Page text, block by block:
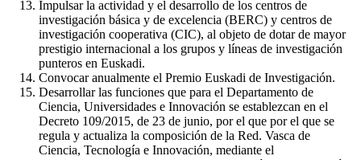
Impulsar la actividad y el desarrollo de los centros de
investigación básica y de excelencia (BERC) y centros de
investigación cooperativa (CIC), al objeto de dotar de mayor
prestigio internacional a los grupos y líneas de investigación
punteros en Euskadi.
Convocar anualmente el Premio Euskadi de Investigación.
Desarrollar las funciones que para el Departamento de
Ciencia, Universidades e Innovación se establezcan en el
Decreto 109/2015, de 23 de junio, por el que por el que se
regula y actualiza la composición de la Red. Vasca de
Ciencia, Tecnología e Innovación, mediante el